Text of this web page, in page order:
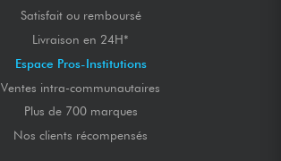
Satisfait ou remboursé
Livraison en 24H*
Espace Pros-Institutions
Ventes intra-communautaires
Plus de 700 marques
Nos clients récompensés